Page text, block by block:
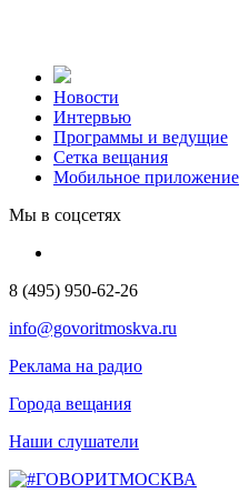
Новости
Интервью
Программы и ведущие
Сетка вещания
Мобильное приложение
Мы в соцсетях
8 (495) 950-62-26
info@govoritmoskva.ru
Реклама на радио
Города вещания
Наши слушатели